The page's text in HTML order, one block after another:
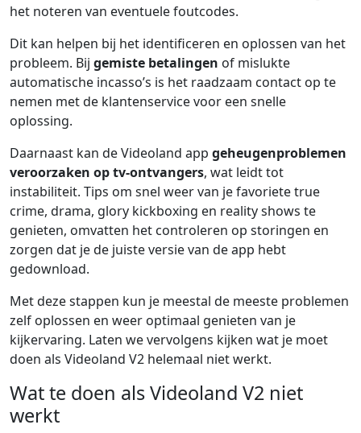
het noteren van eventuele foutcodes.
Dit kan helpen bij het identificeren en oplossen van het
probleem. Bij gemiste betalingen of mislukte
automatische incasso’s is het raadzaam contact op te
nemen met de klantenservice voor een snelle
oplossing.
Daarnaast kan de Videoland app geheugenproblemen
veroorzaken op tv-ontvangers, wat leidt tot
instabiliteit. Tips om snel weer van je favoriete true
crime, drama, glory kickboxing en reality shows te
genieten, omvatten het controleren op storingen en
zorgen dat je de juiste versie van de app hebt
gedownload.
Met deze stappen kun je meestal de meeste problemen
zelf oplossen en weer optimaal genieten van je
kijkervaring. Laten we vervolgens kijken wat je moet
doen als Videoland V2 helemaal niet werkt.
Wat te doen als Videoland V2 niet
werkt